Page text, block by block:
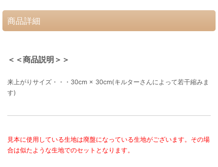
商品詳細
＜＜商品説明＞＞
来上がりサイズ・・・30cm × 30cm(キルターさんによって若干縮みま
す)
見本に使用している生地は廃盤になっている生地がございます。その場
合は似たような生地でのセットとなります。